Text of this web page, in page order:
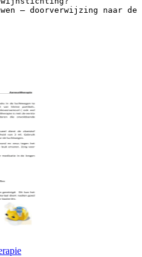
– doorverwijzing naar de